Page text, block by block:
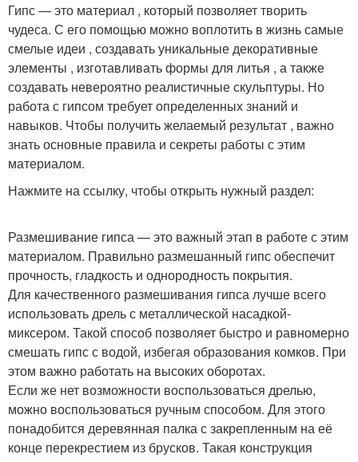
Гипс — это материал , который позволяет творить
чудеса. С его помощью можно воплотить в жизнь самые
смелые идеи , создавать уникальные декоративные
элементы , изготавливать формы для литья , а также
создавать невероятно реалистичные скульптуры. Но
работа с гипсом требует определенных знаний и
навыков. Чтобы получить желаемый результат , важно
знать основные правила и секреты работы с этим
материалом.
Нажмите на ссылку, чтобы открыть нужный раздел:
Размешивание гипса — это важный этап в работе с этим
материалом. Правильно размешанный гипс обеспечит
прочность, гладкость и однородность покрытия.
Для качественного размешивания гипса лучше всего
использовать дрель с металлической насадкой-
миксером. Такой способ позволяет быстро и равномерно
смешать гипс с водой, избегая образования комков. При
этом важно работать на высоких оборотах.
Если же нет возможности воспользоваться дрелью,
можно воспользоваться ручным способом. Для этого
понадобится деревянная палка с закрепленным на её
конце перекрестием из брусков. Такая конструкция